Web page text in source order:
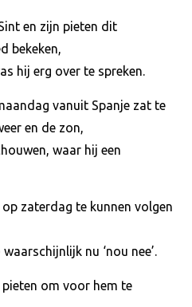
en zijn pieten dit
bekeken,
hij erg over te spreken.
vanuit Spanje zat te
en de zon,
waar hij een
zaterdag te kunnen volgen
nu ‘nou nee’.
om voor hem te